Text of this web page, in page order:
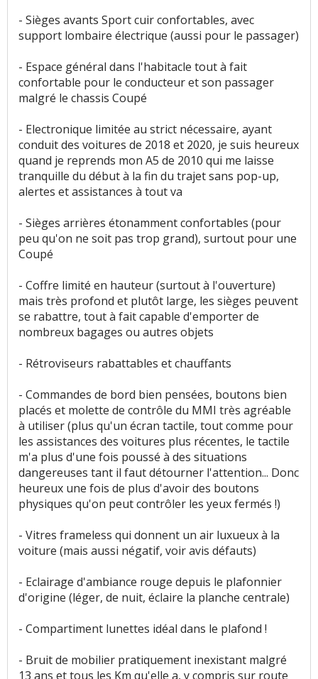
Usure des sièges:3n'aiment pas
Volume de coffre:12aiment 4n'aiment pas
Puissance moteur et relances:37aiment 10
n'aiment pas
Consommation: 32aiment20 n'aiment pas
Boîte de vitesses (agrément, longueur des
rapports): 2aiment 4n'aiment pas
Style aiment 1n'aime pas
Vieillissement du style:5aiment
Protection pare-choc/portière :2n'aiment pas
Résistance peinture: 1aime 1n'aime pas
Equipement:5aiment6 n'aiment pas
Eclairage:1 aime 3n'aiment pas
Fiabilité: 8aiment 18 n'aiment pas
Prix pièces détach.:2n'aiment pas
- Sièges avants Sport cuir confortables, avec
support lombaire électrique (aussi pour le passager)
- Espace général dans l'habitacle tout à fait
confortable pour le conducteur et son passager
malgré le chassis Coupé
- Electronique limitée au strict nécessaire, ayant
conduit des voitures de 2018 et 2020, je suis heureux
quand je reprends mon A5 de 2010 qui me laisse
tranquille du début à la fin du trajet sans pop-up,
alertes et assistances à tout va
- Sièges arrières étonamment confortables (pour
peu qu'on ne soit pas trop grand), surtout pour une
Coupé
- Coffre limité en hauteur (surtout à l'ouverture)
mais très profond et plutôt large, les sièges peuvent
se rabattre, tout à fait capable d'emporter de
nombreux bagages ou autres objets
- Rétroviseurs rabattables et chauffants
- Commandes de bord bien pensées, boutons bien
placés et molette de contrôle du MMI très agréable
à utiliser (plus qu'un écran tactile, tout comme pour
les assistances des voitures plus récentes, le tactile
m'a plus d'une fois poussé à des situations
dangereuses tant il faut détourner l'attention... Donc
heureux une fois de plus d'avoir des boutons
physiques qu'on peut contrôler les yeux fermés !)
- Vitres frameless qui donnent un air luxueux à la
voiture (mais aussi négatif, voir avis défauts)
- Eclairage d'ambiance rouge depuis le plafonnier
d'origine (léger, de nuit, éclaire la planche centrale)
- Compartiment lunettes idéal dans le plafond !
- Bruit de mobilier pratiquement inexistant malgré
13 ans et tous les Km qu'elle a, y compris sur route